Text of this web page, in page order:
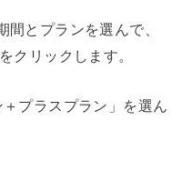
間とプランを選んで、
クリックします。
プラスプラン」を選ん